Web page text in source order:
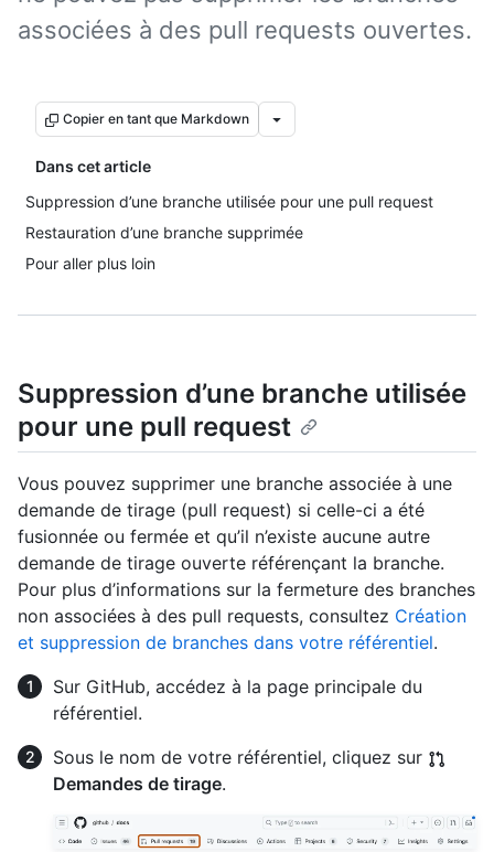
associées à des pull requests ouvertes.
Copier en tant que Markdown
Dans cet article
Suppression d’une branche utilisée pour une pull request
Restauration d’une branche supprimée
Pour aller plus loin
Suppression d’une branche utilisée
pour une pull request
Vous pouvez supprimer une branche associée à une
demande de tirage (pull request) si celle-ci a été
fusionnée ou fermée et qu’il n’existe aucune autre
demande de tirage ouverte référençant la branche.
Pour plus d’informations sur la fermeture des branches
non associées à des pull requests, consultez Création
et suppression de branches dans votre référentiel.
Sur GitHub, accédez à la page principale du
référentiel.
Sous le nom de votre référentiel, cliquez sur
Demandes de tirage.